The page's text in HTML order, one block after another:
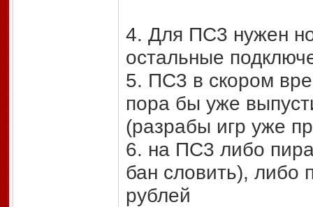
4. Для ПС3 нужен
остальные
5. ПС3 в скором
пора бы уже
(разрабы игр уже
6. на ПС3 либо
бан словить), либо
рублей